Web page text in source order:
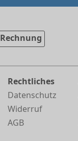
Rechnung
Rechtliches
Datenschutz
Widerruf
AGB